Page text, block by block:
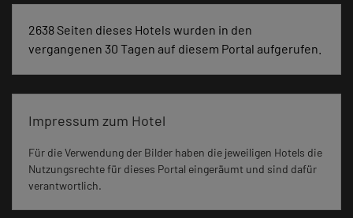
2638 Seiten dieses Hotels wurden in den
vergangenen 30 Tagen auf diesem Portal aufgerufen.
Impressum zum Hotel
Für die Verwendung der Bilder haben die jeweiligen Hotels die
Nutzungsrechte für dieses Portal eingeräumt und sind dafür
verantwortlich.